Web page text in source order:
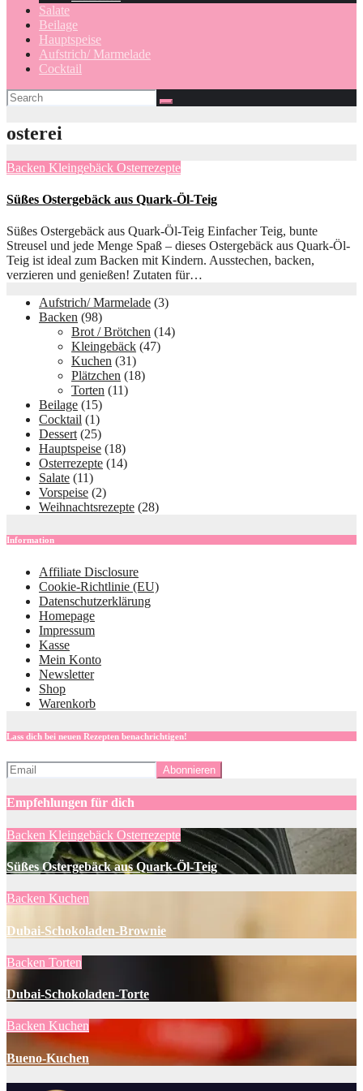
Salate
Beilage
Hauptspeise
Aufstrich/ Marmelade
Cocktail
osterei
Backen Kleingebäck Osterrezepte
Süßes Ostergebäck aus Quark-Öl-Teig
Süßes Ostergebäck aus Quark-Öl-Teig Einfacher Teig, bunte
Streusel und jede Menge Spaß – dieses Ostergebäck aus Quark-Öl-
Teig ist ideal zum Backen mit Kindern. Ausstechen, backen,
verzieren und genießen! Zutaten für…
Aufstrich/ Marmelade (3)
Backen (98)
Brot / Brötchen (14)
Kleingebäck (47)
Kuchen (31)
Plätzchen (18)
Torten (11)
Beilage (15)
Cocktail (1)
Dessert (25)
Hauptspeise (18)
Osterrezepte (14)
Salate (11)
Vorspeise (2)
Weihnachtsrezepte (28)
Information
Affiliate Disclosure
Cookie-Richtlinie (EU)
Datenschutzerklärung
Homepage
Impressum
Kasse
Mein Konto
Newsletter
Shop
Warenkorb
Lass dich bei neuen Rezepten benachrichtigen!
Empfehlungen für dich
Backen Kleingebäck Osterrezepte
Süßes Ostergebäck aus Quark-Öl-Teig
Backen Kuchen
Dubai-Schokoladen-Brownie
Backen Torten
Dubai-Schokoladen-Torte
Backen Kuchen
Bueno-Kuchen